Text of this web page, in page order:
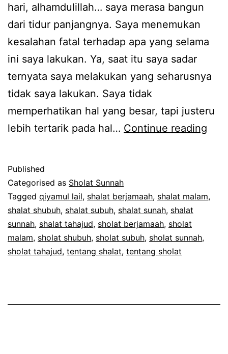
hari, alhamdulillah… saya merasa bangun
dari tidur panjangnya. Saya menemukan
kesalahan fatal terhadap apa yang selama
ini saya lakukan. Ya, saat itu saya sadar
ternyata saya melakukan yang seharusnya
tidak saya lakukan. Saya tidak
memperhatikan hal yang besar, tapi justeru
lebih tertarik pada hal… Continue reading
Published
Categorised as Sholat Sunnah
Tagged qiyamul lail, shalat berjamaah, shalat malam,
shalat shubuh, shalat subuh, shalat sunah, shalat
sunnah, shalat tahajud, sholat berjamaah, sholat
malam, sholat shubuh, sholat subuh, sholat sunnah,
sholat tahajud, tentang shalat, tentang sholat